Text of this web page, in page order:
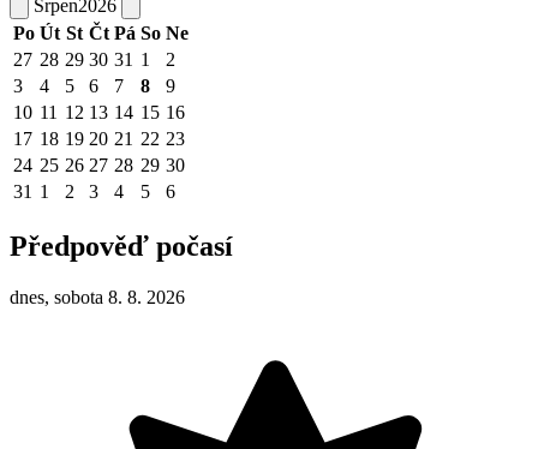
Srpen2026
Po Út St Čt Pá So Ne
27 28 29 30 31 1
2
3
4 5 6 7 8
9
10 11 12 13 14 15 16
17 18 19 20 21 22 23
24 25 26 27 28 29 30
31 1 2 3 4 5 6
Předpověď počasí
dnes, sobota 8. 8. 2026